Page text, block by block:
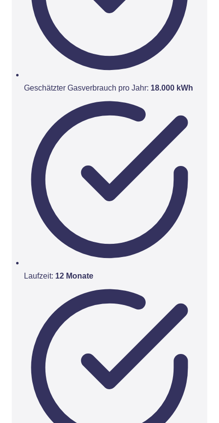
Geschätzter Gasverbrauch pro Jahr: 18.000 kWh
Laufzeit: 12 Monate